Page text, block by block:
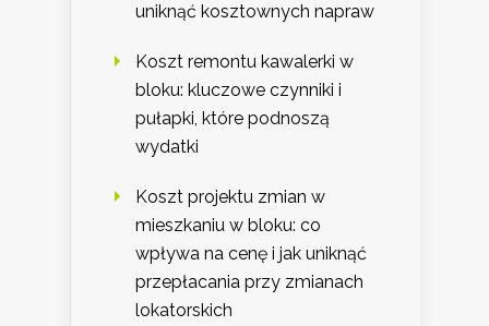
uniknąć kosztownych napraw
Koszt remontu kawalerki w
bloku: kluczowe czynniki i
pułapki, które podnoszą
wydatki
Koszt projektu zmian w
mieszkaniu w bloku: co
wpływa na cenę i jak uniknąć
przepłacania przy zmianach
lokatorskich